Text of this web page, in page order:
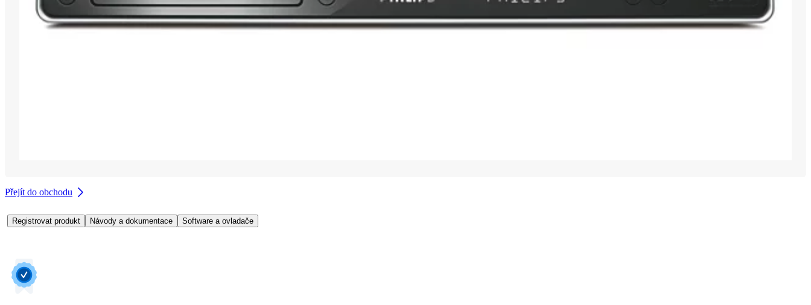
Přejít do obchodu
Registrovat produkt Návody a dokumentace Software a ovladače